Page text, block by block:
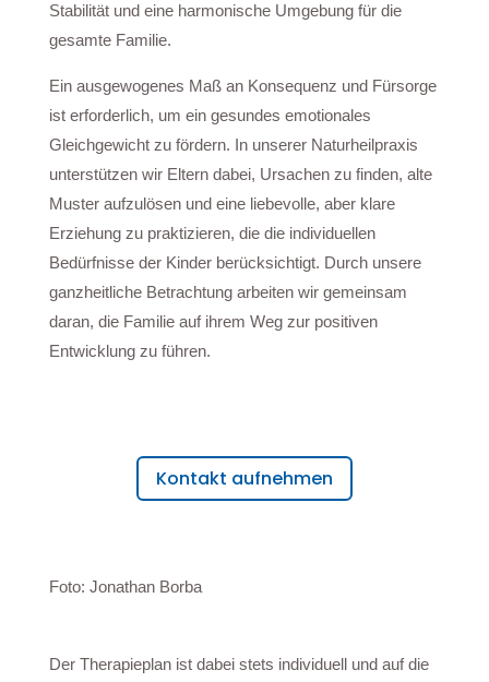
Stabilität und eine harmonische Umgebung für die
gesamte Familie.
Ein ausgewogenes Maß an Konsequenz und Fürsorge
ist erforderlich, um ein gesundes emotionales
Gleichgewicht zu fördern. In unserer Naturheilpraxis
unterstützen wir Eltern dabei, Ursachen zu finden, alte
Muster aufzulösen und eine liebevolle, aber klare
Erziehung zu praktizieren, die die individuellen
Bedürfnisse der Kinder berücksichtigt. Durch unsere
ganzheitliche Betrachtung arbeiten wir gemeinsam
daran, die Familie auf ihrem Weg zur positiven
Entwicklung zu führen.
Kontakt aufnehmen
Foto: Jonathan Borba
Der Therapieplan ist dabei stets individuell und auf die